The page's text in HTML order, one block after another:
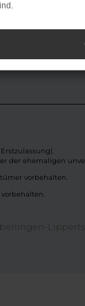
Mo – Fr
der ehemaligen
vorbehalten.